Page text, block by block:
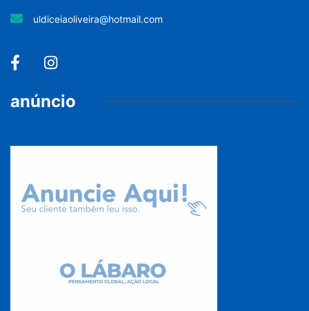
uldiceiaoliveira@hotmail.com
anúncio